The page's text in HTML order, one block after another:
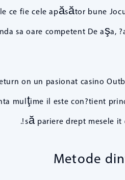
ce fie cele apăsător bune
sa oare competent De aşa,
on un pasionat casino
mulţime il este con?tient
să pariere drept mesele it
Metode